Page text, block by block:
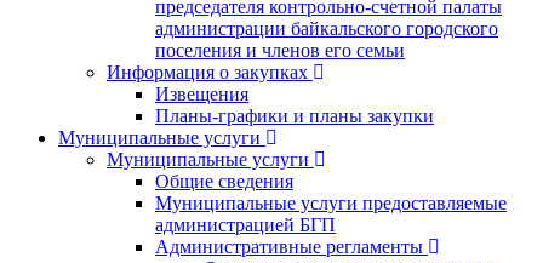
председателя контрольно-счетной палаты
администрации байкальского городского
поселения и членов его семьи
Информация о закупках
Извещения
Планы-графики и планы закупки
Муниципальные услуги
Муниципальные услуги
Общие сведения
Муниципальные услуги предоставляемые
администрацией БГП
Административные регламенты